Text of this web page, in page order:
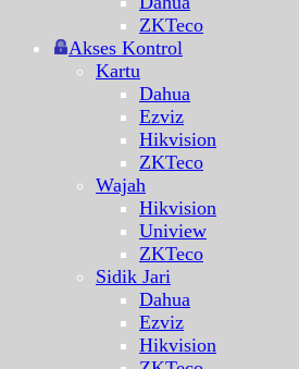
ZKTeco
Akses Kontrol
Kartu
Dahua
Ezviz
Hikvision
ZKTeco
Wajah
Hikvision
Uniview
ZKTeco
Sidik Jari
Dahua
Ezviz
Hikvision